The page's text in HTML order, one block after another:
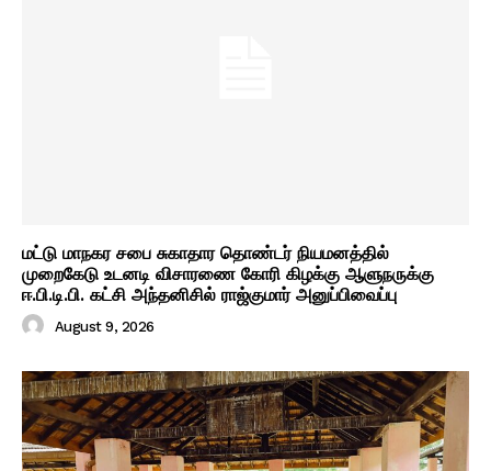
மட்டு மாநகர சபை சுகாதார தொண்டர் நியமனத்தில்
முறைகேடு உடனடி விசாரணை கோரி கிழக்கு ஆளுநருக்கு
ஈ.பி.டி.பி. கட்சி அந்தனிசில் ராஜ்குமார் அனுப்பிவைப்பு
August 9, 2026